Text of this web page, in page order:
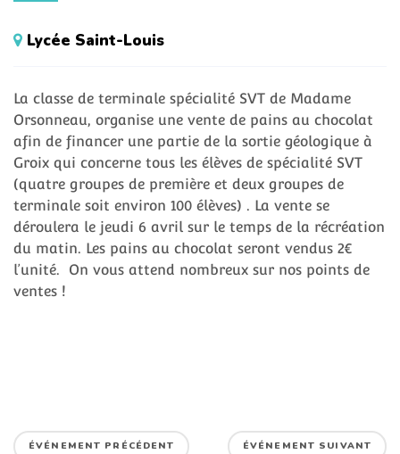
Lycée Saint-Louis
La classe de terminale spécialité SVT de Madame
Orsonneau, organise une vente de pains au chocolat
afin de financer une partie de la sortie géologique à
Groix qui concerne tous les élèves de spécialité SVT
(quatre groupes de première et deux groupes de
terminale soit environ 100 élèves) . La vente se
déroulera le jeudi 6 avril sur le temps de la récréation
du matin. Les pains au chocolat seront vendus 2€
l’unité. On vous attend nombreux sur nos points de
ventes !
ÉVÉNEMENT PRÉCÉDENT ÉVÉNEMENT SUIVANT